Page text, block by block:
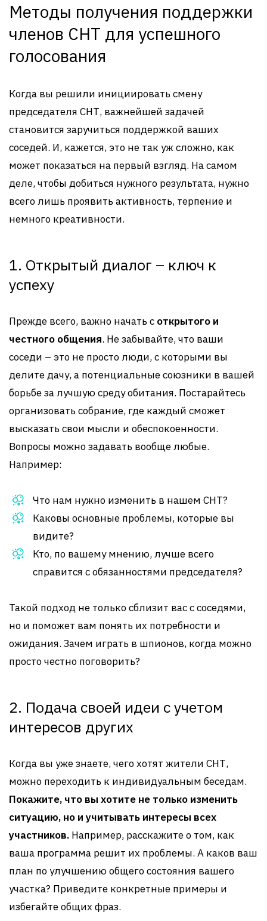
Методы получения поддержки
членов СНТ для успешного
голосования
Когда вы решили инициировать смену
председателя СНТ, важнейшей задачей
становится заручиться поддержкой ваших
соседей. И, кажется, это не так уж сложно, как
может показаться на первый взгляд. На самом
деле, чтобы добиться нужного результата, нужно
всего лишь проявить активность, терпение и
немного креативности.
1. Открытый диалог – ключ к
успеху
Прежде всего, важно начать с открытого и
честного общения. Не забывайте, что ваши
соседи – это не просто люди, с которыми вы
делите дачу, а потенциальные союзники в вашей
борьбе за лучшую среду обитания. Постарайтесь
организовать собрание, где каждый сможет
высказать свои мысли и обеспокоенности.
Вопросы можно задавать вообще любые.
Например:
Что нам нужно изменить в нашем СНТ?
Каковы основные проблемы, которые вы
видите?
Кто, по вашему мнению, лучше всего
справится с обязанностями председателя?
Такой подход не только сблизит вас с соседями,
но и поможет вам понять их потребности и
ожидания. Зачем играть в шпионов, когда можно
просто честно поговорить?
2. Подача своей идеи с учетом
интересов других
Когда вы уже знаете, чего хотят жители СНТ,
можно переходить к индивидуальным беседам.
Покажите, что вы хотите не только изменить
ситуацию, но и учитывать интересы всех
участников. Например, расскажите о том, как
ваша программа решит их проблемы. А каков ваш
план по улучшению общего состояния вашего
участка? Приведите конкретные примеры и
избегайте общих фраз.